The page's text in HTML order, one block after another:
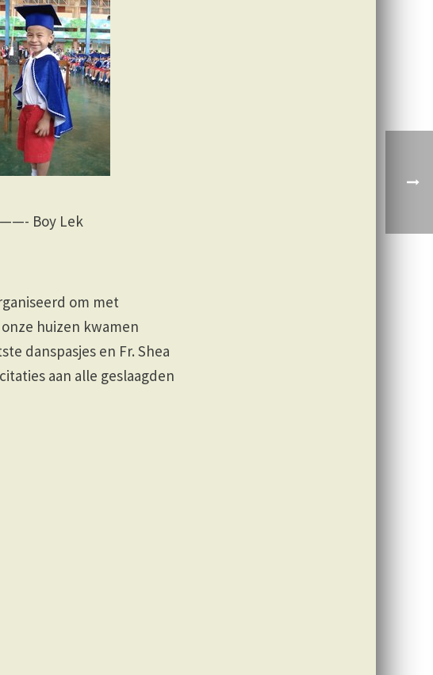
Boy Lek
om met
huizen kwamen
danspasjes en Fr. Shea
aan alle geslaagden